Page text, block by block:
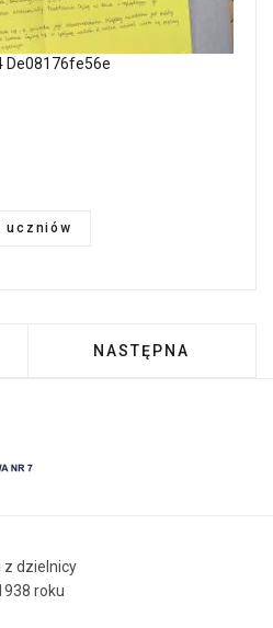
De08176fe56e
uczniów
NA KOWALOWCU W
NASTĘPNA
NASTĘPNA
z dzielnicy
roku